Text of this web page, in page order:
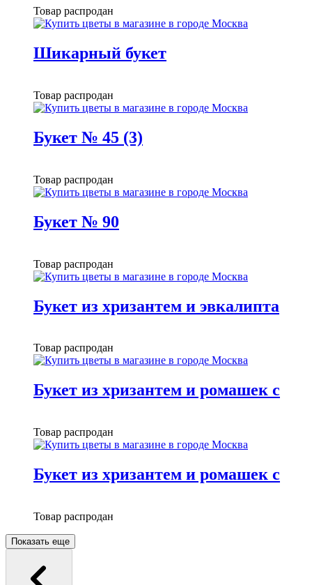
Товар распродан
Шикарный букет
Товар распродан
Букет № 45 (3)
Товар распродан
Букет № 90
Товар распродан
Букет из хризантем и эвкалипта
Товар распродан
Букет из хризантем и ромашек с
Товар распродан
Букет из хризантем и ромашек с
Товар распродан
Показать еще